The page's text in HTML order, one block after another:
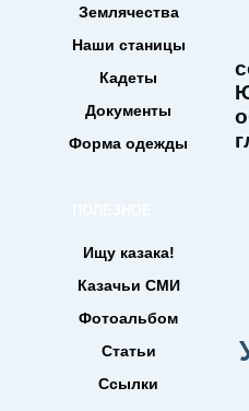
Землячества
Наши станицы
Кадеты
Документы
Форма одежды
Ищу казака!
Казачьи СМИ
Фотоальбом
Статьи
Ссылки